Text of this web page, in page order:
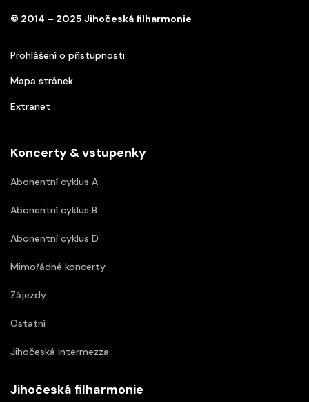
© 2014 – 2025 Jihočeská filharmonie
Prohlášení o přístupnosti
Mapa stránek
Extranet
Koncerty & vstupenky
Abonentní cyklus A
Abonentní cyklus B
Abonentní cyklus D
Mimořádné koncerty
Zájezdy
Ostatní
Jihočeská intermezza
Jihočeská filharmonie